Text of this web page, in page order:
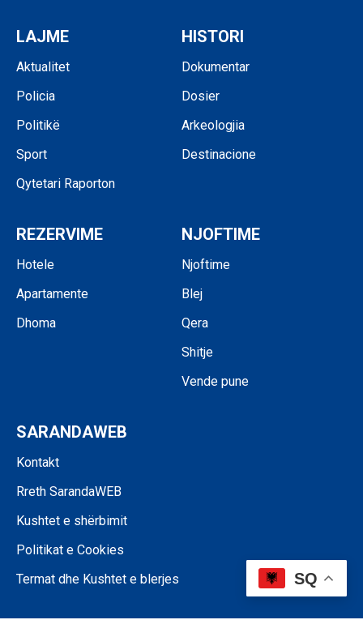
LAJME
Aktualitet
Policia
Politikë
Sport
Qytetari Raporton
HISTORI
Dokumentar
Dosier
Arkeologjia
Destinacione
REZERVIME
Hotele
Apartamente
Dhoma
NJOFTIME
Njoftime
Blej
Qera
Shitje
Vende pune
SARANDAWEB
Kontakt
Rreth SarandaWEB
Kushtet e shërbimit
Politikat e Cookies
Termat dhe Kushtet e blerjes
SQ